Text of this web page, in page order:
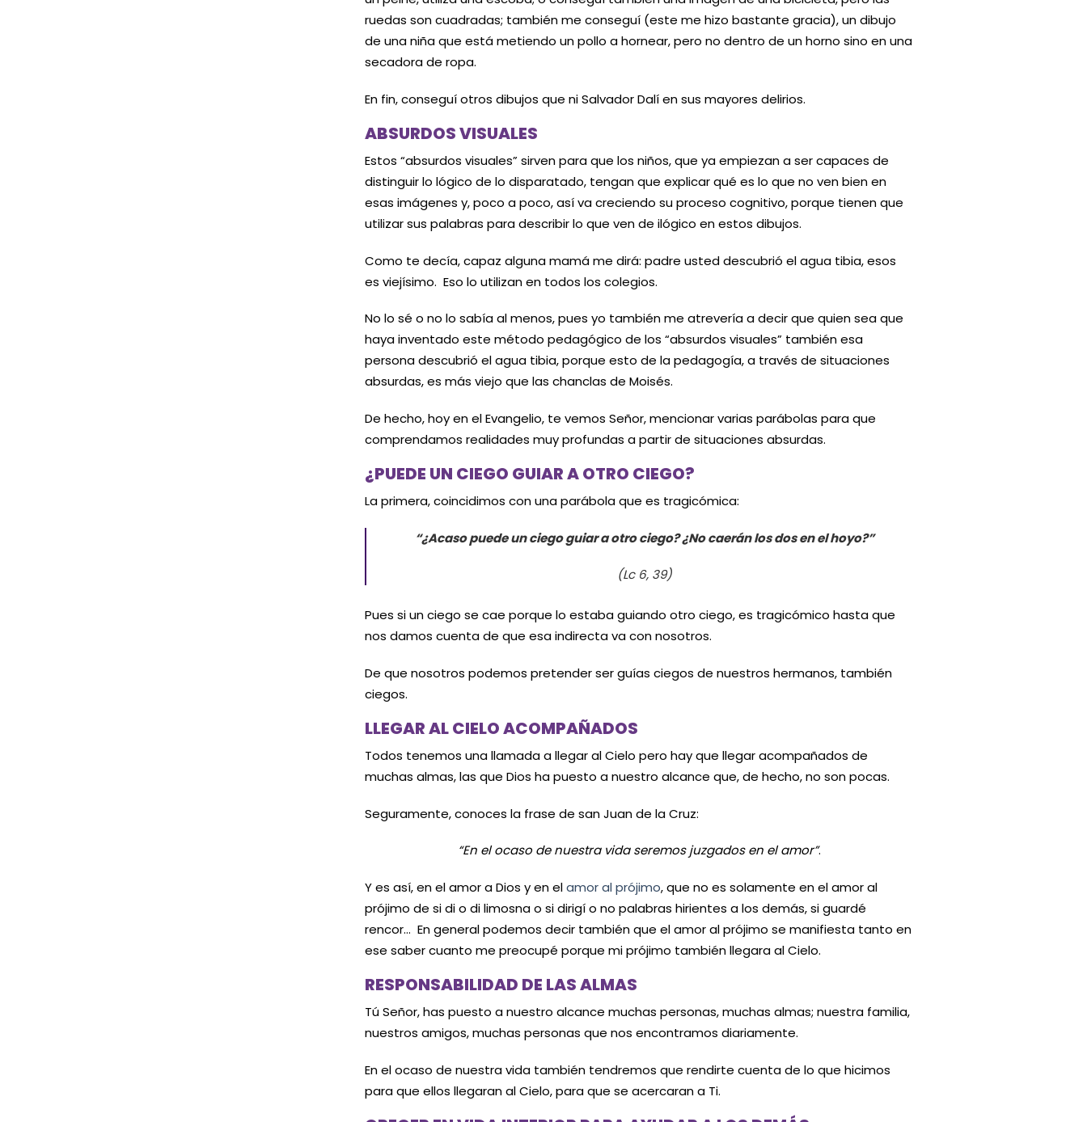
ruedas son cuadradas; también me conseguí (este me hizo bastante gracia), un dibujo
de una niña que está metiendo un pollo a hornear, pero no dentro de un horno sino en una
secadora de ropa.
En fin, conseguí otros dibujos que ni Salvador Dalí en sus mayores delirios.
ABSURDOS VISUALES
Estos “absurdos visuales” sirven para que los niños, que ya empiezan a ser capaces de
distinguir lo lógico de lo disparatado, tengan que explicar qué es lo que no ven bien en
esas imágenes y, poco a poco, así va creciendo su proceso cognitivo, porque tienen que
utilizar sus palabras para describir lo que ven de ilógico en estos dibujos.
Como te decía, capaz alguna mamá me dirá: padre usted descubrió el agua tibia, esos
es viejísimo. Eso lo utilizan en todos los colegios.
No lo sé o no lo sabía al menos, pues yo también me atrevería a decir que quien sea que
haya inventado este método pedagógico de los “absurdos visuales” también esa
persona descubrió el agua tibia, porque esto de la pedagogía, a través de situaciones
absurdas, es más viejo que las chanclas de Moisés.
De hecho, hoy en el Evangelio, te vemos Señor, mencionar varias parábolas para que
comprendamos realidades muy profundas a partir de situaciones absurdas.
¿PUEDE UN CIEGO GUIAR A OTRO CIEGO?
La primera, coincidimos con una parábola que es tragicómica:
“¿Acaso puede un ciego guiar a otro ciego? ¿No caerán los dos en el hoyo?”
(Lc 6, 39)
Pues si un ciego se cae porque lo estaba guiando otro ciego, es tragicómico hasta que
nos damos cuenta de que esa indirecta va con nosotros.
De que nosotros podemos pretender ser guías ciegos de nuestros hermanos, también
ciegos.
LLEGAR AL CIELO ACOMPAÑADOS
Todos tenemos una llamada a llegar al Cielo pero hay que llegar acompañados de
muchas almas, las que Dios ha puesto a nuestro alcance que, de hecho, no son pocas.
Seguramente, conoces la frase de san Juan de la Cruz:
“En el ocaso de nuestra vida seremos juzgados en el amor”.
Y es así, en el amor a Dios y en elamor al prójimo, que no es solamente en el amor al
prójimo de si di o di limosna o si dirigí o no palabras hirientes a los demás, si guardé
rencor… En general podemos decir también que el amor al prójimo se manifiesta tanto en
ese saber cuanto me preocupé porque mi prójimo también llegara al Cielo.
RESPONSABILIDAD DE LAS ALMAS
Tú Señor, has puesto a nuestro alcance muchas personas, muchas almas; nuestra familia,
nuestros amigos, muchas personas que nos encontramos diariamente.
En el ocaso de nuestra vida también tendremos que rendirte cuenta de lo que hicimos
para que ellos llegaran al Cielo, para que se acercaran a Ti.